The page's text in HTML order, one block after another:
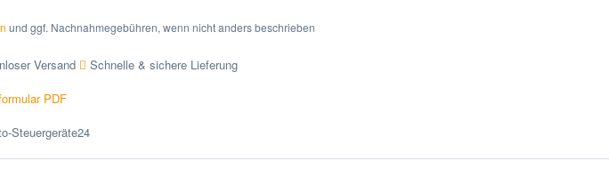
und ggf. Nachnahmegebühren, wenn nicht anders beschrieben
Versand
Schnelle & sichere Lieferung
PDF
Steuergeräte24